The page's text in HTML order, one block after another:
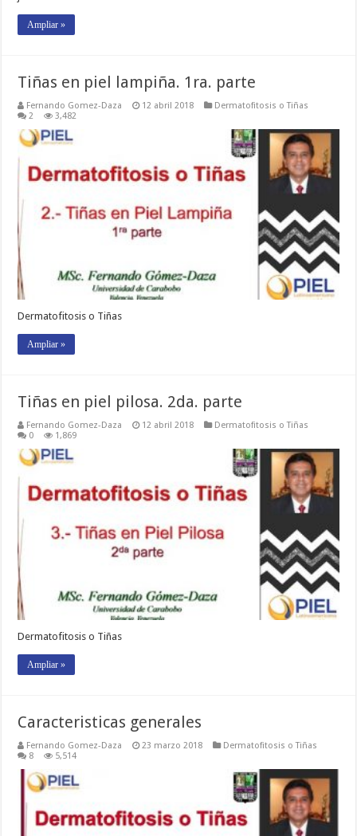
Ampliar »
Tiñas en piel lampiña. 1ra. parte
Fernando Gomez-Daza 12 abril 2018
Dermatofitosis o Tiñas
2
3,482
Dermatofitosis o Tiñas
Ampliar »
Tiñas en piel pilosa. 2da. parte
Fernando Gomez-Daza 12 abril 2018
Dermatofitosis o Tiñas
0
1,869
Dermatofitosis o Tiñas
Ampliar »
Caracteristicas generales
Fernando Gomez-Daza 23 marzo 2018
Dermatofitosis o Tiñas
8
5,514